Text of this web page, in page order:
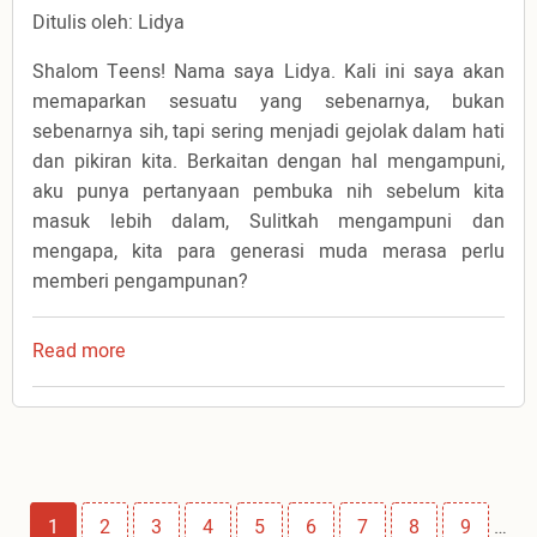
Ditulis oleh: Lidya
Shalom Teens! Nama saya Lidya. Kali ini saya akan
memaparkan sesuatu yang sebenarnya, bukan
sebenarnya sih, tapi sering menjadi gejolak dalam hati
dan pikiran kita. Berkaitan dengan hal mengampuni,
aku punya pertanyaan pembuka nih sebelum kita
masuk lebih dalam, Sulitkah mengampuni dan
mengapa, kita para generasi muda merasa perlu
memberi pengampunan?
Read more
Mengapa
Susah
Pagination
Page
1 Page
2 Page
3 Page
4 Page
5 Page
6 Page
7 Page
8 Page
9 …